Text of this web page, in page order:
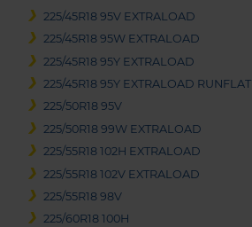
225/45R18 95V EXTRALOAD
225/45R18 95W EXTRALOAD
225/45R18 95Y EXTRALOAD
225/45R18 95Y EXTRALOAD RUNFLAT
225/50R18 95V
225/50R18 99W EXTRALOAD
225/55R18 102H EXTRALOAD
225/55R18 102V EXTRALOAD
225/55R18 98V
225/60R18 100H